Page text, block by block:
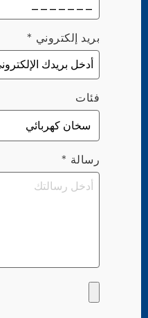
بريد إلكتروني *
فئات
رسالة *